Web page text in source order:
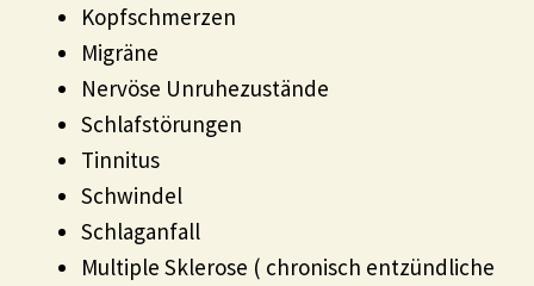
Kopfschmerzen
Migräne
Nervöse Unruhezustände
Schlafstörungen
Tinnitus
Schwindel
Schlaganfall
Multiple Sklerose ( chronisch entzündliche